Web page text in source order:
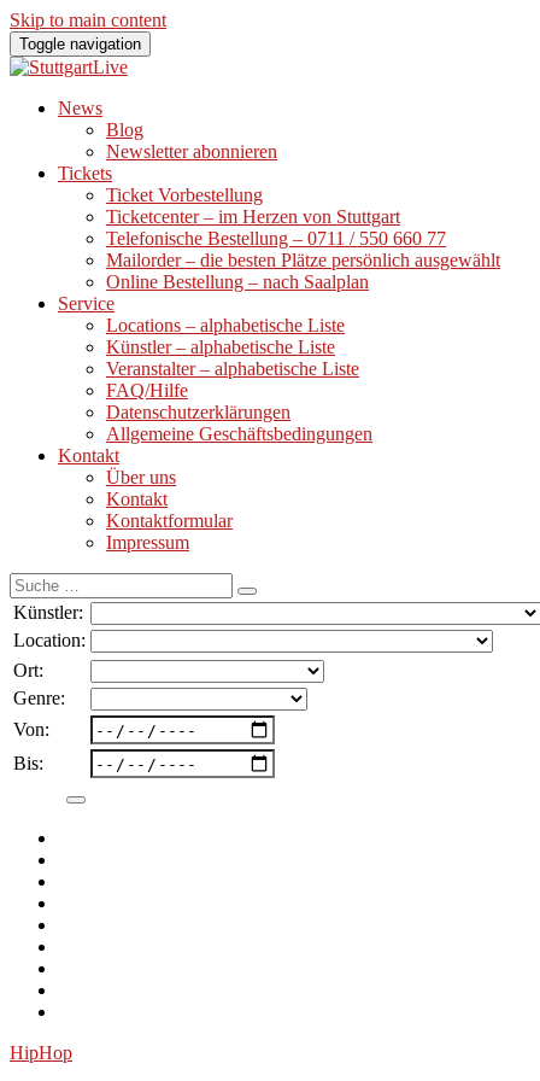
Skip to main content
Toggle navigation
News
Blog
Newsletter abonnieren
Tickets
Ticket Vorbestellung
Ticketcenter – im Herzen von Stuttgart
Telefonische Bestellung – 0711 / 550 660 77
Mailorder – die besten Plätze persönlich ausgewählt
Online Bestellung – nach Saalplan
Service
Locations – alphabetische Liste
Künstler – alphabetische Liste
Veranstalter – alphabetische Liste
FAQ/Hilfe
Datenschutzerklärungen
Allgemeine Geschäftsbedingungen
Kontakt
Über uns
Kontakt
Kontaktformular
Impressum
Suche
nach:
Künstler:
Location:
Ort:
Genre:
Von:
Bis:
HipHop